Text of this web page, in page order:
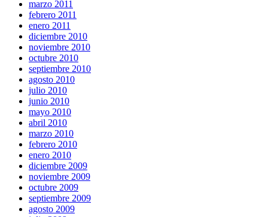
marzo 2011
febrero 2011
enero 2011
diciembre 2010
noviembre 2010
octubre 2010
septiembre 2010
agosto 2010
julio 2010
junio 2010
mayo 2010
abril 2010
marzo 2010
febrero 2010
enero 2010
diciembre 2009
noviembre 2009
octubre 2009
septiembre 2009
agosto 2009